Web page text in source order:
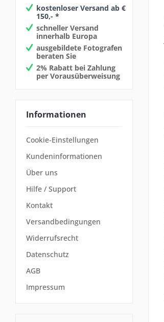
kostenloser Versand ab €
150,- *
schneller Versand
innerhalb Europa
ausgebildete Fotografen
beraten Sie
2% Rabatt bei Zahlung
per Vorausüberweisung
Informationen
Cookie-Einstellungen
Kundeninformationen
Über uns
Hilfe / Support
Kontakt
Versandbedingungen
Widerrufsrecht
Datenschutz
AGB
Impressum